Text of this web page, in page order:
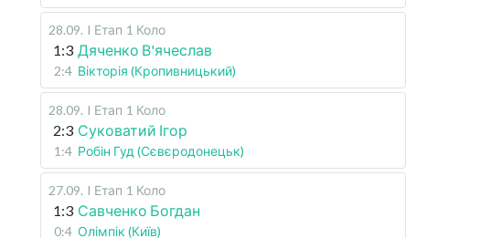
28.09. I Етап 1 Коло
1:3 Дяченко В'ячеслав
2:4 Вікторія (Кропивницький)
28.09. I Етап 1 Коло
2:3 Суковатий Ігор
1:4 Робін Гуд (Сєвєродонецьк)
27.09. I Етап 1 Коло
1:3 Савченко Богдан
0:4 Олімпік (Київ)